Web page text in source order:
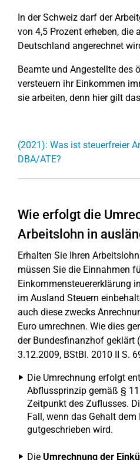
In der Schweiz darf der
von 4,5 Prozent erheben, die
Deutschland angerechnet
Beamte und Angestellte des
versteuern ihr Einkommen
sie arbeiten, denn hier gilt
(2021): Was ist steuerfreier
DBA/ATE?
Wie erfolgt die
Arbeitslohn in
Erhalten Sie Ihren
müssen Sie die Einnahmen
Einkommensteuererklärung
im Ausland Steuern
auch diese zwecks
Euro umrechnen. Wie dies
der Bundesfinanzhof geklärt
3.12.2009, BStBl. 2010 II S.
Die Umrechnung erfolgt
Abflussprinzip gemäß §
Zeitpunkt des Zuflusses.
Fall, wenn das Gehalt
gutgeschrieben wird.
Die Umrechnung der